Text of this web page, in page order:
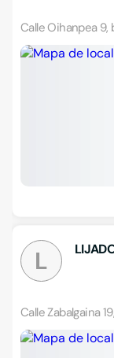
Calle Oihanpea 9,
L
Calle Zabalgaina